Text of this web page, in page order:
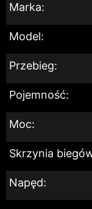
Marka:
Model:
Przebieg:
Pojemność:
Moc:
Skrzynia
Napęd: